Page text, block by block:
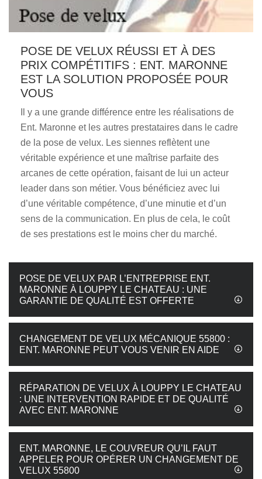
POSE DE VELUX RÉUSSI ET À DES
PRIX COMPÉTITIFS : ENT. MARONNE
EST LA SOLUTION PROPOSÉE POUR
VOUS
Il y a une grande différence entre les réalisations de
Ent. Maronne et les autres prestataires dans le cadre
de la pose de velux. Les siennes reflètent une
véritable expérience et une maîtrise parfaite des
arcanes de cette opération, faisant de lui un acteur
leader dans son métier. Vous bénéficiez avec lui
d’une véritable compétence, d’une minutie et d’un
sens de la communication. En plus de cela, le coût
de ses prestations est le moins cher du marché.
POSE DE VELUX PAR L’ENTREPRISE ENT.
MARONNE À LOUPPY LE CHATEAU : UNE
GARANTIE DE QUALITÉ EST OFFERTE
CHANGEMENT DE VELUX MÉCANIQUE 55800 :
ENT. MARONNE PEUT VOUS VENIR EN AIDE
RÉPARATION DE VELUX À LOUPPY LE CHATEAU
: UNE INTERVENTION RAPIDE ET DE QUALITÉ
AVEC ENT. MARONNE
ENT. MARONNE, LE COUVREUR QU’IL FAUT
APPELER POUR OPÉRER UN CHANGEMENT DE
VELUX 55800